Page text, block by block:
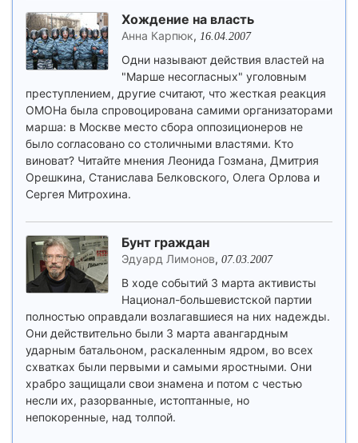
Хождение на власть
Анна Карпюк, 16.04.2007
Одни называют действия властей на
"Марше несогласных" уголовным
преступлением, другие считают, что жесткая реакция
ОМОНа была спровоцирована самими организаторами
марша: в Москве место сбора оппозиционеров не
было согласовано со столичными властями. Кто
виноват? Читайте мнения Леонида Гозмана, Дмитрия
Орешкина, Станислава Белковского, Олега Орлова и
Сергея Митрохина.
Бунт граждан
Эдуард Лимонов, 07.03.2007
В ходе событий 3 марта активисты
Национал-большевистской партии
полностью оправдали возлагавшиеся на них надежды.
Они действительно были 3 марта авангардным
ударным батальоном, раскаленным ядром, во всех
схватках были первыми и самыми яростными. Они
храбро защищали свои знамена и потом с честью
несли их, разорванные, истоптанные, но
непокоренные, над толпой.